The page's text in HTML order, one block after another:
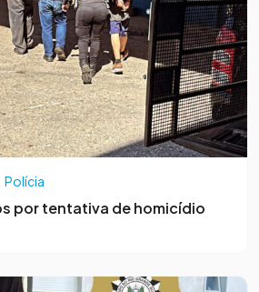
Polícia
por tentativa de homicídio